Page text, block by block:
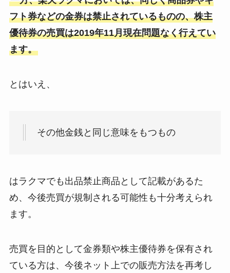
フト券などの金券は禁止されているものの、株主
優待券の売買は2019年11月現在問題なく行えてい
ます。
とはいえ、
その他金銭と同じ意味をもつもの
はラクマでも出品禁止商品として記載があるた
め、今後売買が規制される可能性も十分考えられ
ます。
売買を目的として金券類や株主優待券を保有され
ている方は、今後ネット上での販売方法を再考し